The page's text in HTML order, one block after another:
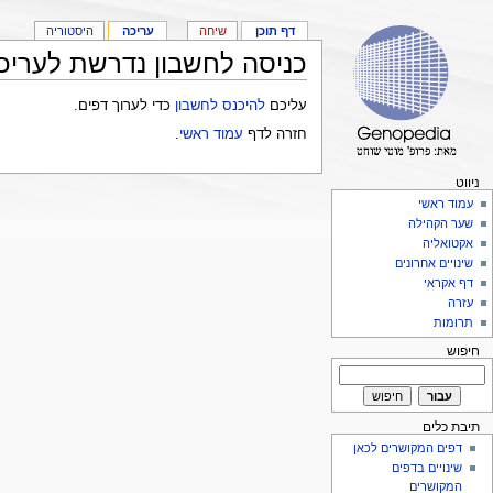
כניסה לחשבון נדרשת
עליכם להיכנס לחשבון כדי לערוך דפים.
חזרה לדף עמוד ראשי
דף תוכן שיחה עריכה היסטוריה
ניווט
עמוד ראשי
שער הקהילה
אקטואליה
שינויים אחרונים
דף אקראי
עזרה
תרומות
חיפוש
תיבת כלים
דפים המקושרים לכאן
שינויים בדפים
המקושרים